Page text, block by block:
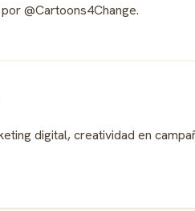
@Cartoons4Change.
digital, creatividad en